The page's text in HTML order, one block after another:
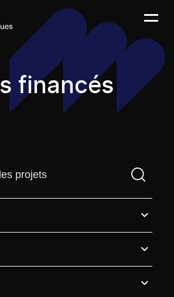
financés
devez saisir un terme de